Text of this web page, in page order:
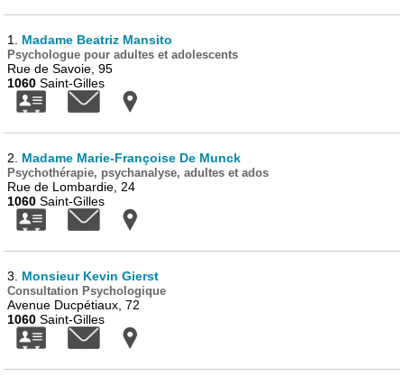
1. Madame Beatriz Mansito
Psychologue pour adultes et adolescents
Rue de Savoie, 95
1060 Saint-Gilles
2. Madame Marie-Françoise De Munck
Psychothérapie, psychanalyse, adultes et ados
Rue de Lombardie, 24
1060 Saint-Gilles
3. Monsieur Kevin Gierst
Consultation Psychologique
Avenue Ducpétiaux, 72
1060 Saint-Gilles